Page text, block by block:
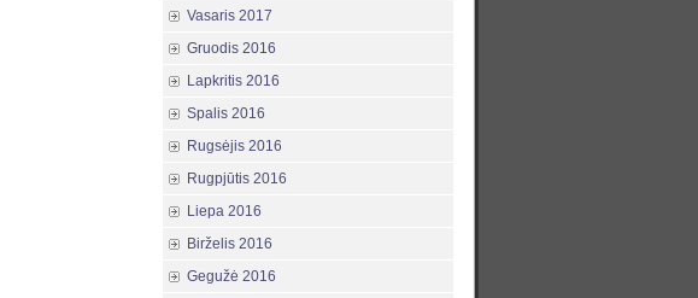
Vasaris 2017
Gruodis 2016
Lapkritis 2016
Spalis 2016
Rugsėjis 2016
Rugpjūtis 2016
Liepa 2016
Birželis 2016
Gegužė 2016